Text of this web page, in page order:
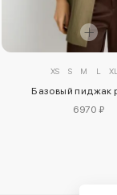
XS S M L XL
Базовый пиджак
6970 ₽